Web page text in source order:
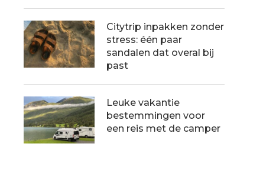
Citytrip inpakken zonder
stress: één paar
sandalen dat overal bij
past
Leuke vakantie
bestemmingen voor
een reis met de camper